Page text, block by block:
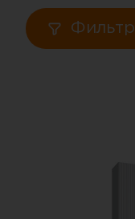
Пуфы Фильтр